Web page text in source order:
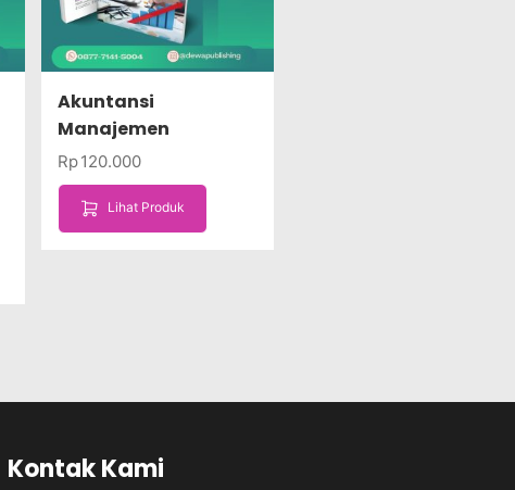
Akuntansi
Manajemen
Rp120.000
Lihat Produk
Kontak Kami